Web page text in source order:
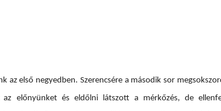
első negyedben. Szerencsére a második sor
előnyünket és eldőlni látszott a mérkőzés, de